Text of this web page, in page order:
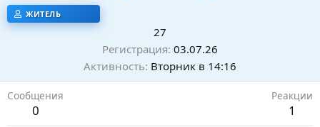
ЖИТЕЛЬ
27
Регистрация 03.07.26
Активность Вторник в 14:16
Сообщения
0
Реакции
1